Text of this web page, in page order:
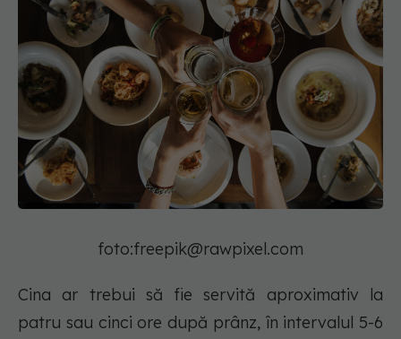
foto:freepik@rawpixel.com
Cina ar trebui să fie servită aproximativ la
patru sau cinci ore după prânz, în intervalul 5-6